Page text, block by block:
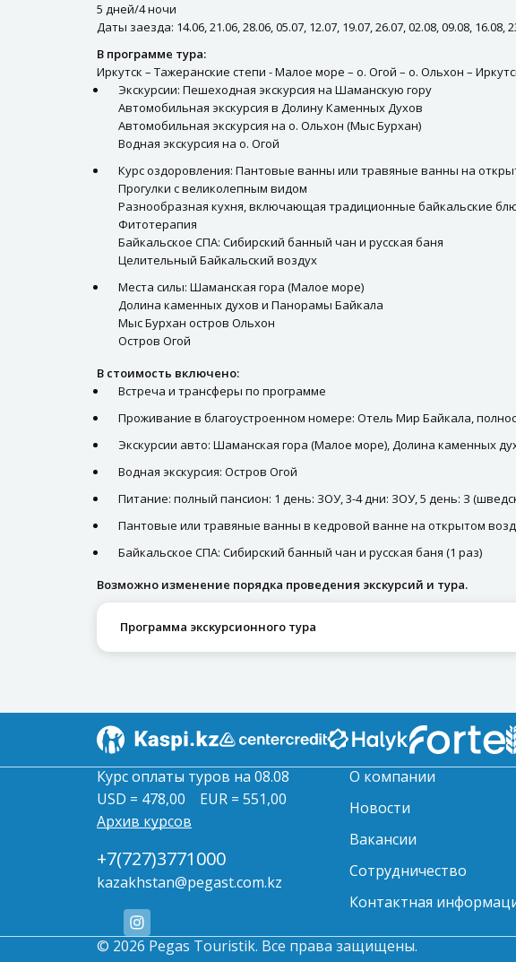
5 дней/4 ночи
Даты заезда: 14.06, 21.06, 28.06, 05.07, 12.07, 19.07, 26.07, 02.08, 09.08, 16.08,
В программе тура:
Иркутск – Тажеранские степи - Малое море – о. Огой – о. Ольхон –
Экскурсии: Пешеходная экскурсия на Шаманскую гору
Автомобильная экскурсия в Долину Каменных Духов
Автомобильная экскурсия на о. Ольхон (Мыс Бурхан)
Водная экскурсия на о. Огой
Курс оздоровления: Пантовые ванны или травяные ванны на
Прогулки с великолепным видом
Разнообразная кухня, включающая традиционные байкальские
Фитотерапия
Байкальское СПА: Сибирский банный чан и русская баня
Целительный Байкальский воздух
Места силы: Шаманская гора (Малое море)
Долина каменных духов и Панорамы Байкала
Мыс Бурхан остров Ольхон
Остров Огой
В стоимость включено:
Встреча и трансферы по программе
Проживание в благоустроенном номере: Отель Мир Байкала,
Экскурсии авто: Шаманская гора (Малое море), Долина каменных
Водная экскурсия: Остров Огой
Питание: полный пансион: 1 день: ЗОУ, 3-4 дни: ЗОУ, 5 день: З
Пантовые или травяные ванны в кедровой ванне на открытом
Байкальское СПА: Сибирский банный чан и русская баня (1 раз)
Возможно изменение порядка проведения экскурсий и тура.
Программа экскурсионного тура
Курс оплаты туров на 08.08
USD = 478,00
EUR = 551,00
Архив курсов
+7(727)3771000
kazakhstan@pegast.com.kz
О компании
Новости
Вакансии
Сотрудничество
Контактная
© 2026 Pegas Touristik. Все права защищены.